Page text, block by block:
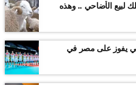
لبيع الأضاحي .. وهذه
يفوز على مصر في